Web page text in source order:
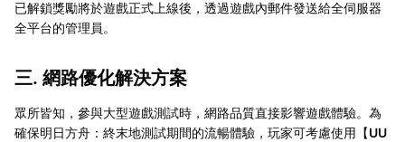
已解鎖獎勵將於遊戲正式上線後，透過遊戲內郵件發送給全伺服器
全平台的管理員。
三. 網路優化解決方案
眾所皆知，參與大型遊戲測試時，網路品質直接影響遊戲體驗。為
確保明日方舟：終末地測試期間的流暢體驗，玩家可考慮使用【UU